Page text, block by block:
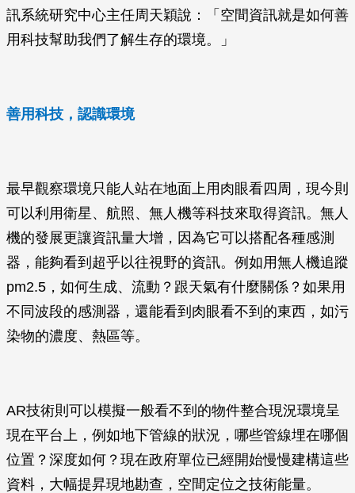
訊系統研究中心主任周天穎說：「空間資訊就是如何善
用科技幫助我們了解生存的環境。」
善用科技，認識環境
最早觀察環境只能人站在地面上用肉眼看四周，現今則
可以利用衛星、航照、無人機等科技來取得資訊。無人
機的發展更讓資訊量大增，因為它可以搭配各種感測
器，能夠看到超乎以往視野的資訊。例如用無人機追蹤
pm2.5，如何生成、流動？跟天氣有什麼關係？如果用
不同波段的感測器，還能看到肉眼看不到的東西，如污
染物的濃度、熱區等。
AR技術則可以模擬一般看不到的物件整合現況環境呈
現在平台上，例如地下管線的狀況，哪些管線埋在哪個
位置？深度如何？現在政府單位已經開始慢慢建構這些
資料，大幅提昇現地勘查，空間定位之技術能量。